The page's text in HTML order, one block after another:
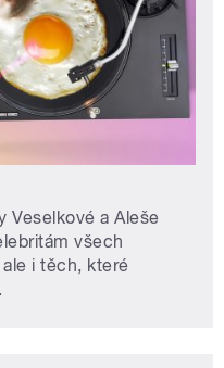
Veselkové a Aleše
všech
i těch, které